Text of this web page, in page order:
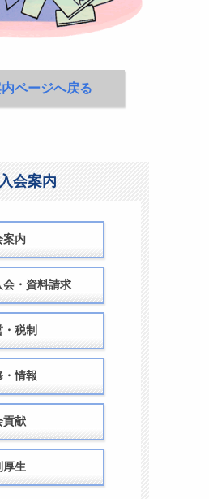
内ページへ戻る
入会案内
案内
会・資料請求
・税制
・情報
貢献
厚生